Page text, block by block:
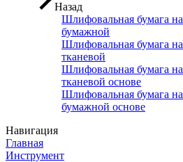
Назад
Шлифовальная бумага на
бумажной
Шлифовальная бумага на
тканевой
Шлифовальная бумага на
тканевой основе
Шлифовальная бумага на
бумажной основе
Навигация
Главная
Инструмент